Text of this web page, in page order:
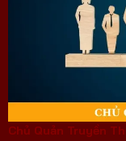
Chủ Quản Truyền